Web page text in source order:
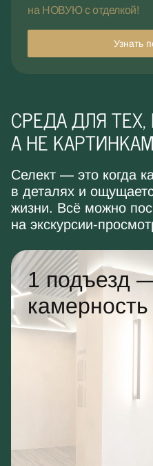
на НОВУЮ с отделкой!
Узнать
СРЕДА ДЛЯ ТЕХ,
А НЕ КАРТИНКАМ
Селект — это когда
в деталях и
жизни. Всё можно
на экскурсии-
1 подъезд
камерность